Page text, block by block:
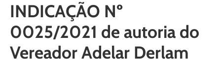
INDICAÇÃO Nº
0025/2021 de autoria do
Vereador Adelar Derlam